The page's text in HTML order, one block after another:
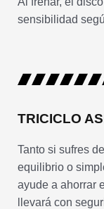
sensibilidad
TRICICLO
Tanto si sufres
equilibrio o
ayude a ahorrar
llevará con